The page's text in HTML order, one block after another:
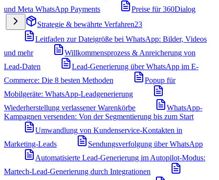
und Meta WhatsApp Payments
Preise für 360Dialog
Strategie & bewährte Verfahren23
Leitfaden zur Dateigröße bei WhatsApp: Bilder, Videos
und mehr
Willkommensprozess & Anreicherung von
Lead-Daten
Lead-Generierung über WhatsApp im E-
Commerce: Die 8 besten Methoden
Popup für
Mobilgeräte: WhatsApp-Leadgenerierung
Wiederherstellung verlassener Warenkörbe
WhatsApp-
Kampagnen versenden: Von der Segmentierung bis zum Start
Umwandlung von Kundenservice-Kontakten in
Marketing-Leads
Sendungsverfolgung über WhatsApp
Automatisierte Lead-Generierung im Autopilot-Modus:
Martech-Lead-Generierung durch Integrationen